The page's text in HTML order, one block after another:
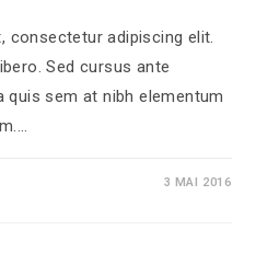
consectetur adipiscing elit.
Sed cursus ante
quis sem at nibh elementum
3 MAI 2016